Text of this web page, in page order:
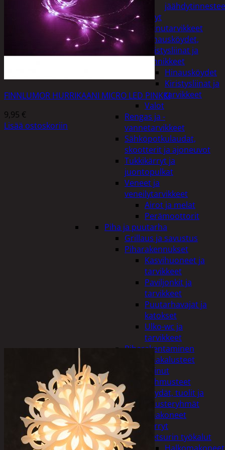
Öljyt
Perävaunutarvikkeet
Hinausköydet,
kiristysliinat ja
kiinnikkeet
Hinausköydet
Kiristysliinat ja
tarvikkeet
Valot
Rengas ja -
vannetarvikkeet
Sähköpotkulaudat,
skootterit ja ajoneuvot
Tukkikärryt ja
juontopulkat
Veneet ja
veneilytarvikkeet
Airot ja melat
Perämoottorit
Piha ja puutarha
Grillaus ja savustus
Piharakennukset
Kasvihuoneet ja
tarvikkeet
Paviljonkit ja
tarvikkeet
Puutarhavajat ja
katokset
Ulko-wc ja
tarvikkeet
Piharakentaminen
Puutarhakalusteet
Keinut
Pehmusteet
Pöydät, tuolit ja
kalusteryhmät
Puutarhakoneet
Kärryt
Metsurin työkalut
FINNLUMOR HURRIKAANI MICRO LED PINKKI
9,95 €
Lisää ostoskoriin